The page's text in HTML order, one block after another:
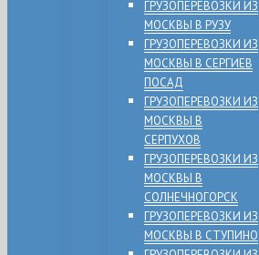
ГРУЗОПЕРЕВОЗКИ ИЗ
МОСКВЫ В РУЗУ
ГРУЗОПЕРЕВОЗКИ ИЗ
МОСКВЫ В СЕРГИЕВ
ПОСАД
ГРУЗОПЕРЕВОЗКИ ИЗ
МОСКВЫ В
СЕРПУХОВ
ГРУЗОПЕРЕВОЗКИ ИЗ
МОСКВЫ В
СОЛНЕЧНОГОРСК
ГРУЗОПЕРЕВОЗКИ ИЗ
МОСКВЫ В СТУПИНО